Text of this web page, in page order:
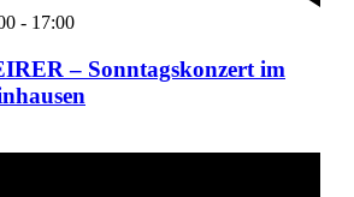
- 17:00
– Sonntagskonzert im